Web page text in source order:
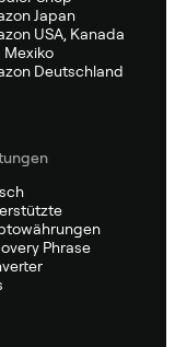
Japan
USA, Kanada
Mexiko
Deutschland
Phrase